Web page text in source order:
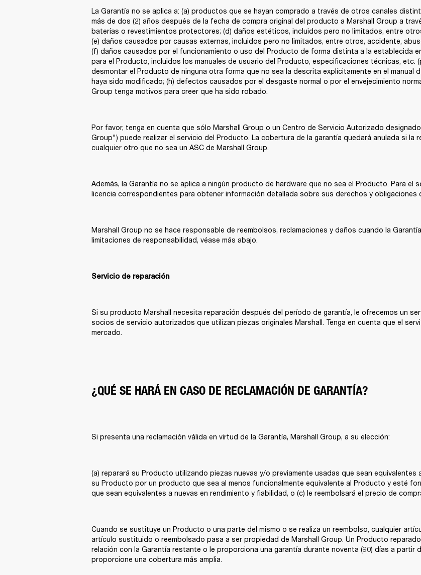
La Garantía no se aplica a: (a) productos que se hayan comprado a través de otros canales
más de dos (2) años después de la fecha de compra original del producto a Marshall Group a
baterías o revestimientos protectores; (d) daños estéticos, incluidos pero no limitados, entre
(e) daños causados por causas externas, incluidos pero no limitados, entre otros, accidente,
(f) daños causados por el funcionamiento o uso del Producto de forma distinta a la establecida
para el Producto, incluidos los manuales de usuario del Producto, especificaciones técnicas, etc.
desmontar el Producto de ninguna otra forma que no sea la descrita explícitamente en el manual
haya sido modificado; (h) defectos causados por el desgaste normal o por el envejecimiento
Group tenga motivos para creer que ha sido robado.
Por favor, tenga en cuenta que sólo Marshall Group o un Centro de Servicio Autorizado
Group") puede realizar el servicio del Producto. La cobertura de la garantía quedará anulada si la
cualquier otro que no sea un ASC de Marshall Group.
Además, la Garantía no se aplica a ningún producto de hardware que no sea el Producto. Para el
licencia correspondientes para obtener información detallada sobre sus derechos y
Marshall Group no se hace responsable de reembolsos, reclamaciones y daños cuando la
limitaciones de responsabilidad, véase más abajo.
Servicio de reparación
Si su producto Marshall necesita reparación después del período de garantía, le ofrecemos un
socios de servicio autorizados que utilizan piezas originales Marshall. Tenga en cuenta que el
mercado.
¿QUÉ SE HARÁ EN CASO DE RECLAMACIÓN DE GARANTÍA?
Si presenta una reclamación válida en virtud de la Garantía, Marshall Group, a su elección:
(a) reparará su Producto utilizando piezas nuevas y/o previamente usadas que sean equivalentes
su Producto por un producto que sea al menos funcionalmente equivalente al Producto y esté
que sean equivalentes a nuevas en rendimiento y fiabilidad, o (c) le reembolsará el precio de
Cuando se sustituye un Producto o una parte del mismo o se realiza un reembolso, cualquier
artículo sustituido o reembolsado pasa a ser propiedad de Marshall Group. Un Producto
relación con la Garantía restante o le proporciona una garantía durante noventa (90) días a partir
proporcione una cobertura más amplia.